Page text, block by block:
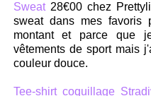
Sweat28€00 chez
sweat dans mes favoris
montant et parce que
vêtements de sport mais
couleur douce.
Tee-shirt coquillage